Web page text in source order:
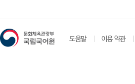
도움말 이용 약관